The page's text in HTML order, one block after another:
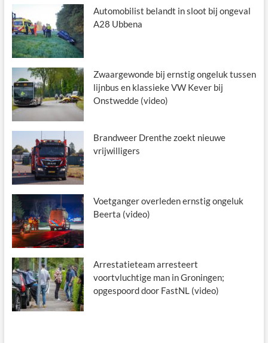
Automobilist belandt in sloot bij ongeval
A28 Ubbena
Zwaargewonde bij ernstig ongeluk tussen
lijnbus en klassieke VW Kever bij
Onstwedde (video)
Brandweer Drenthe zoekt nieuwe
vrijwilligers
Voetganger overleden ernstig ongeluk
Beerta (video)
Arrestatieteam arresteert
voortvluchtige man in Groningen;
opgespoord door FastNL (video)